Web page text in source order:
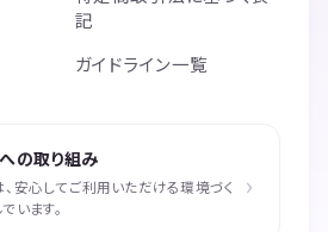
記
ガイドライン一覧
の取り組み
安心してご利用いただける環境づく
います。
›